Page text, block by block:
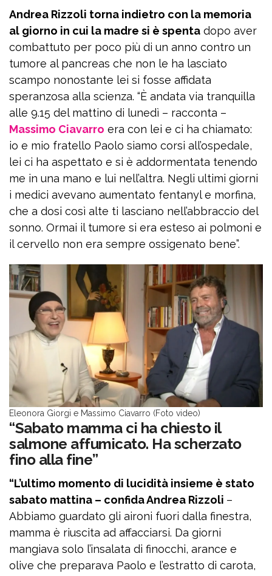
Andrea Rizzoli torna indietro con la memoria
al giorno in cui la madre si è spenta dopo aver
combattuto per poco più di un anno contro un
tumore al pancreas che non le ha lasciato
scampo nonostante lei si fosse affidata
speranzosa alla scienza. “È andata via tranquilla
alle 9.15 del mattino di lunedì – racconta –
Massimo Ciavarro era con lei e ci ha chiamato:
io e mio fratello Paolo siamo corsi all’ospedale,
lei ci ha aspettato e si è addormentata tenendo
me in una mano e lui nell’altra. Negli ultimi giorni
i medici avevano aumentato fentanyl e morfina,
che a dosi così alte ti lasciano nell’abbraccio del
sonno. Ormai il tumore si era esteso ai polmoni e
il cervello non era sempre ossigenato bene”.
Eleonora Giorgi e Massimo Ciavarro (Foto video)
“Sabato mamma ci ha chiesto il
salmone affumicato. Ha scherzato
fino alla fine”
“L’ultimo momento di lucidità insieme è stato
sabato mattina – confida Andrea Rizzoli –
Abbiamo guardato gli aironi fuori dalla finestra,
mamma è riuscita ad affacciarsi. Da giorni
mangiava solo l’insalata di finocchi, arance e
olive che preparava Paolo e l’estratto di carota,